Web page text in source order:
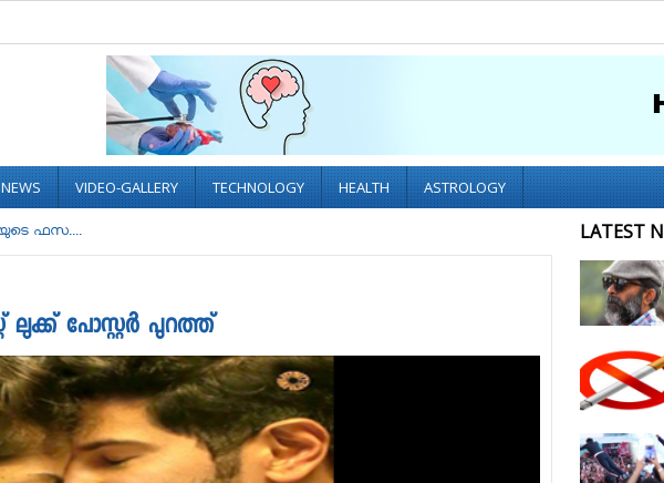
VIDEO-GALLERY TECHNOLOGY HEALTH ASTROLOGY
ഫസ....
ലുക്ക് പോസ്റ്റര്‍ പുറത്ത്
LATEST